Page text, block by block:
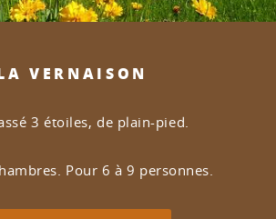
VERNAISON
3 étoiles, de plain-pied.
Pour 6 à 9 personnes.